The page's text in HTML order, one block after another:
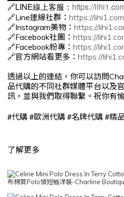
🔗LINE線上客服： https://
🔗Line連線社群： https://
🔗Instagram美物： https://
🔗Facebook社團： https://
🔗Facebook粉專： https://
🔗官方網站看更多： https://
透過以上的連結，你可以訪問
品代購的不同社群媒體平台以及
訊，並與我們取得聯繫。祝你有
#代購 #歐洲代購 #名牌代購 #精
了解更多